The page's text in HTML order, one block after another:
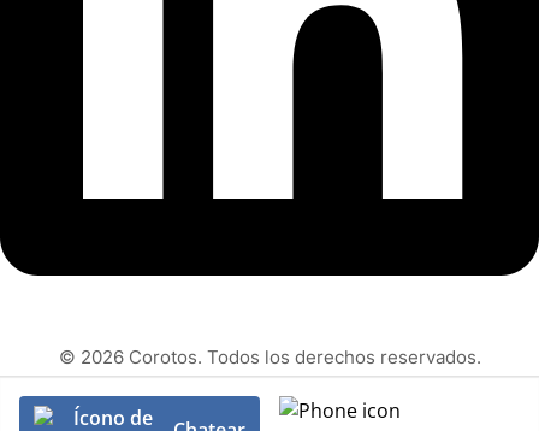
© 2026 Corotos. Todos los derechos reservados.